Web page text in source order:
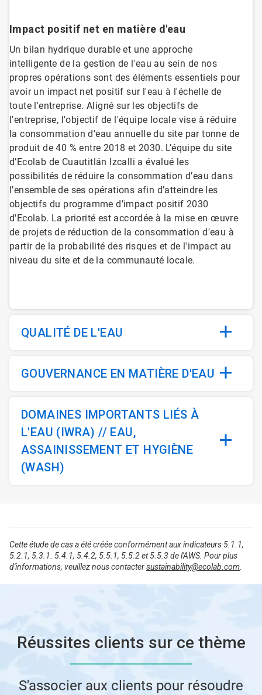
Impact positif net en matière d'eau
Un bilan hydrique durable et une approche
intelligente de la gestion de l'eau au sein de nos
propres opérations sont des éléments essentiels pour
avoir un impact net positif sur l'eau à l'échelle de
toute l'entreprise. Aligné sur les objectifs de
l'entreprise, l'objectif de l'équipe locale vise à réduire
la consommation d'eau annuelle du site par tonne de
produit de 40 % entre 2018 et 2030. L’équipe du site
d’Ecolab de Cuautitlán Izcalli a évalué les
possibilités de réduire la consommation d’eau dans
l’ensemble de ses opérations afin d’atteindre les
objectifs du programme d’impact positif 2030
d'Ecolab. La priorité est accordée à la mise en œuvre
de projets de réduction de la consommation d'eau à
partir de la probabilité des risques et de l'impact au
niveau du site et de la communauté locale.
QUALITÉ DE L'EAU
GOUVERNANCE EN MATIÈRE D'EAU
DOMAINES IMPORTANTS LIÉS À
L'EAU (IWRA) // EAU,
ASSAINISSEMENT ET HYGIÈNE
(WASH)
Cette étude de cas a été créée conformément aux indicateurs 5.1.1,
5.2.1, 5.3.1. 5.4.1, 5.4.2, 5.5.1, 5.5.2 et 5.5.3 de l'AWS. Pour plus
d'informations, veuillez nous contactersustainability@ecolab.com.
Réussites clients sur ce thème
S'associer aux clients pour résoudre